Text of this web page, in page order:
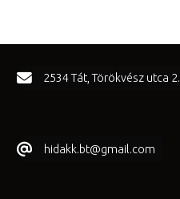
2534 Tát, Törökvész utca 2.
hidakk.bt@gmail.com